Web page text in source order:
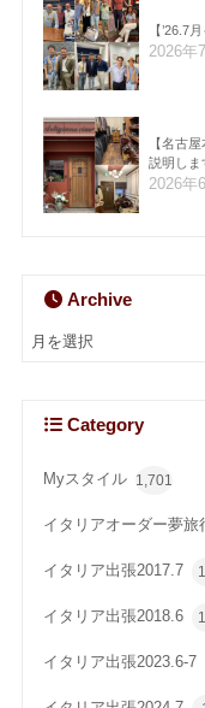
【’26.7
2026年
【名古
説明しま
2026年
Archive
Category
Myスタイル 1,701
イタリアオーダー夢旅
イタリア出張2017.7
イタリア出張2018.6
イタリア出張2023.6-7